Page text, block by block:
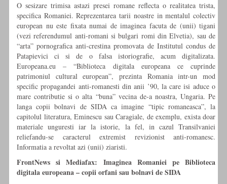
O sesizare trimisa astazi presei romane reflecta o realitatea trista,
specifica Romaniei. Reprezentarea tarii noastre in mentalul colectiv
european nu este fixata numai de imaginea facuta de (unii) tigani
(vezi referendumul anti-romani si bulgari romi din Elvetia), sau de
“arta” pornografica anti-crestina promovata de Institutul condus de
Patapievici ci si de o falsa istoriografie, acum digitalizata.
Europeana.eu – “Biblioteca digitala europeana ce cuprinde
patrimoniul cultural european”, prezinta Romania intr-un mod
specific propagandei anti-romanesti din anii ’90, la care isi aduce o
mare contributie si o alta “buna” vecina de-a noastra, Ungaria. Pe
langa copii bolnavi de SIDA ca imagine “tipic romaneasca”, la
capitolul literatura, Eminescu sau Caragiale, de exemplu, exista doar
materiale unguresti iar la istorie, la fel, in cazul Transilvaniei
reliefandu-se caracterul extremist revizionist anti-romanesc.
Informatia a revoltat azi (unii) ziaristi.
FrontNews si Mediafax: Imaginea Romaniei pe Biblioteca
digitala europeana – copii orfani sau bolnavi de SIDA